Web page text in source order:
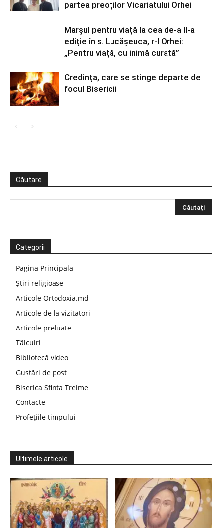
partea preoților Vicariatului Orhei
Marșul pentru viață la cea de-a II-a
ediție în s. Lucășeuca, r-l Orhei:
„Pentru viață, cu inimă curată”
Credința, care se stinge departe de
focul Bisericii
Căutare
Categorii
Pagina Principala
Știri religioase
Articole Ortodoxia.md
Articole de la vizitatori
Articole preluate
Tâlcuiri
Bibliotecă video
Gustări de post
Biserica Sfinta Treime
Contacte
Profețiile timpului
Ultimele articole